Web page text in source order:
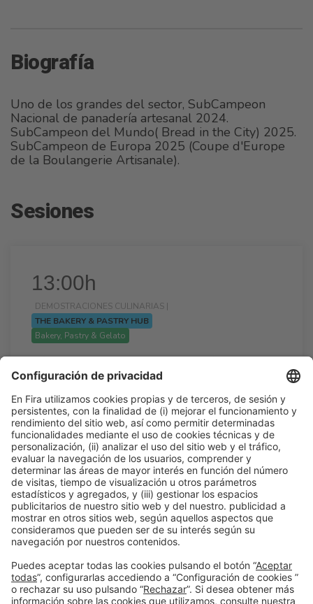
Biografía
Uno de los grandes del sector, SubCampeon
Nacional de panadería artesanal 2024.
SubCampeon del Mundo( Bread in the City) 2025.
SubCampeon de Europa 2025 (Coupe d'Europe
de la Boulangerie Artisanale).
Sesiones
13:00h
DEMOSTRACIONES CULINARIAS |
THE BAKERY & PASTRY HUB
Bakery, Pastry & Gelato
Técnica, creatividad y evolución en la
Selección Española de Panadería.
Lun 23
13:00h - 13:40h
The Bakery & Pastry Hub
Acceso libre
Leer más